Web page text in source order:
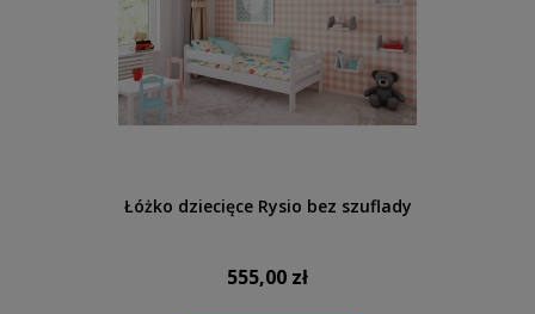
Łóżko dziecięce Rysio bez szuflady
555,00 zł